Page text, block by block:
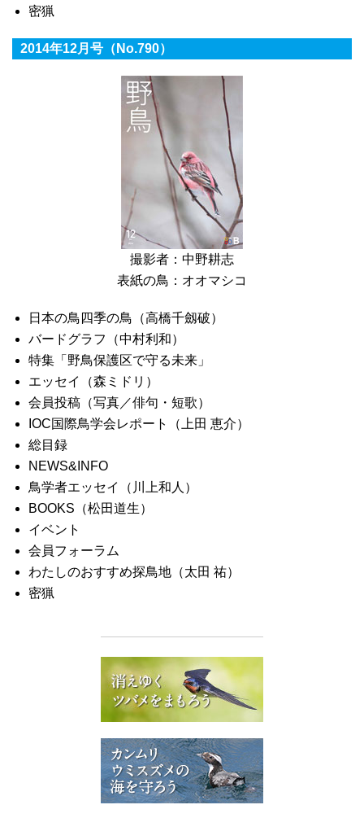
密猟
2014年12月号（No.790）
撮影者：中野耕志
表紙の鳥：オオマシコ
日本の鳥四季の鳥（高橋千劔破）
バードグラフ（中村利和）
特集「野鳥保護区で守る未来」
エッセイ（森ミドリ）
会員投稿（写真／俳句・短歌）
IOC国際鳥学会レポート（上田 恵介）
総目録
NEWS&INFO
鳥学者エッセイ（川上和人）
BOOKS（松田道生）
イベント
会員フォーラム
わたしのおすすめ探鳥地（太田 祐）
密猟